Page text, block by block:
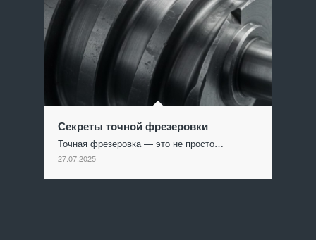
Секреты точной фрезеровки
Точная фрезеровка — это не просто…
27.07.2025